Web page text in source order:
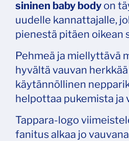
sininen baby body on
uudelle kannattajalle,
pienestä pitäen oikean
Pehmeä ja miellyttävä
hyvältä vauvan
käytännöllinen
helpottaa pukemista ja
Tappara-logo
fanitus alkaa jo